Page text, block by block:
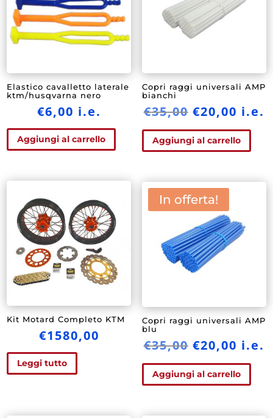
possono
essere
scelte
del
prodotto
Elastico cavalletto laterale
ktm/husqvarna nero
€6,00 i.e.
Aggiungi al carrello
Copri raggi universali AMP
bianchi
€35,00 Il
prezzo
originale
€20,00 Ili.e.
Aggiungi al carrello
Kit Motard Completo KTM
€1580,00
Leggi tutto
In offerta!
Copri raggi universali AMP
blu
€35,00 Il
prezzo
originale
€20,00 Ili.e.
Aggiungi al carrello